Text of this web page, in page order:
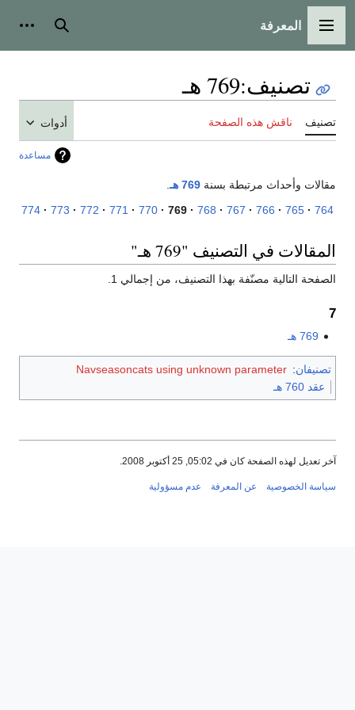
القائمة الرئيسية
المعرفة بحث
تصنيف:769 هـ
تصنيف ناقش هذه الصفحة أدوات
مساعدة
مقالات وأحداث مرتبطة بسنة 769 هـ
.
764
765
766
767
768
769
770
771
772
773
774
المقالات في التصنيف "769 هـ"
الصفحة التالية مصنّفة بهذا التصنيف، من إجمالي 1.
7
769 هـ
تصنيفان:
Navseasoncats using unknown parameter
عقد 760 هـ
آخر تعديل لهذه الصفحة كان في 05:02, 25 أكتوبر 2008.
سياسة الخصوصية عن المعرفة عدم مسؤولية